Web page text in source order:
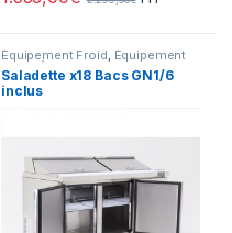
Équipement Froid, Équipement
Froid , Équipement Froid,FROID
Gamme Acces ,Meubles de
Préparation/Saladettes
Saladette x18 Bacs GN1/6
inclus